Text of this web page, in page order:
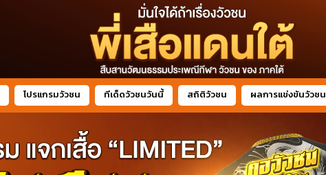
โปรแกรมวัวชน ทีเด็ดวัวชนวันนี้ สถิติวัวชน ผลการแข่งขันวัวชน